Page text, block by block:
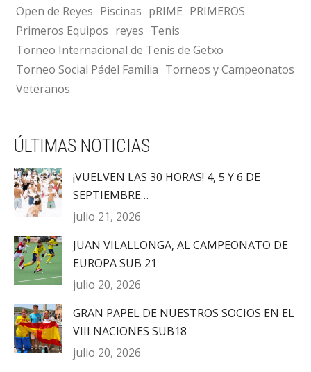
Open de Reyes Piscinas pRIME PRIMEROS
Primeros Equipos reyes Tenis
Torneo Internacional de Tenis de Getxo
Torneo Social Pádel Familia Torneos y Campeonatos
Veteranos
ÚLTIMAS NOTICIAS
¡VUELVEN LAS 30 HORAS! 4, 5 Y 6 DE
SEPTIEMBRE…
julio 21, 2026
JUAN VILALLONGA, AL CAMPEONATO DE
EUROPA SUB 21
julio 20, 2026
GRAN PAPEL DE NUESTROS SOCIOS EN EL
VIII NACIONES SUB18
julio 20, 2026